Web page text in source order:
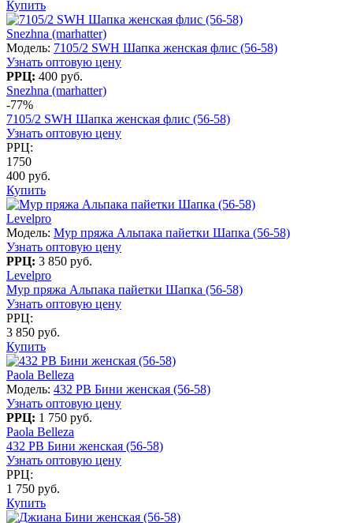
Купить
Snezhna (marhatter)
Модель: 7105/2 SWH Шапка женская флис (56-58)
Узнать оптовую цену
РРЦ: 400 руб.
Snezhna (marhatter)
-77%
7105/2 SWH Шапка женская флис (56-58)
Узнать оптовую цену
РРЦ:
1750
400 руб.
Купить
Levelpro
Модель: Мур пряжа Альпака пайетки Шапка (56-58)
Узнать оптовую цену
РРЦ: 3 850 руб.
Levelpro
Мур пряжа Альпака пайетки Шапка (56-58)
Узнать оптовую цену
РРЦ:
3 850 руб.
Купить
Paola Belleza
Модель: 432 PB Бини женская (56-58)
Узнать оптовую цену
РРЦ: 1 750 руб.
Paola Belleza
432 PB Бини женская (56-58)
Узнать оптовую цену
РРЦ:
1 750 руб.
Купить